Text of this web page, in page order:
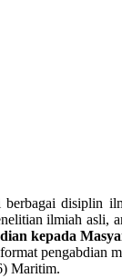
disiplin
ilmiah asli,
kepada
pengabdian
Maritim.